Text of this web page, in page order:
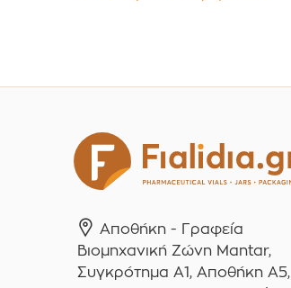
Αποθήκη - Γραφεία
Βιομηχανική Ζώνη Mantar,
Συγκρότημα A1, Αποθήκη Α5,